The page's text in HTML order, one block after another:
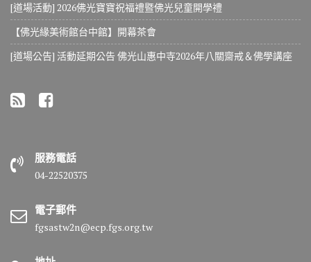
[道場活動] 2026佛光寶寶祝福禮暨佛光兒童開學禮
【佛光緣美術館台中館】開幕茶會
[道場公告] 活動延期公告 佛光山惠中寺2026年八關齋戒＆佛學講座
服務電話
04-22520375
電子郵件
fgsastw2n@ecp.fgs.org.tw